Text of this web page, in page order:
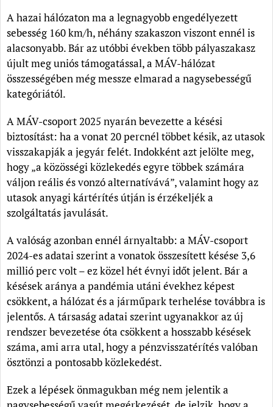
A hazai hálózaton ma a legnagyobb engedélyezett
sebesség 160 km/h, néhány szakaszon viszont ennél is
alacsonyabb. Bár az utóbbi években több pályaszakasz
újult meg uniós támogatással, a MÁV-hálózat
összességében még messze elmarad a nagysebességű
kategóriától.
A MÁV-csoport 2025 nyarán bevezette a késési
biztosítást: ha a vonat 20 percnél többet késik, az utasok
visszakapják a jegyár felét. Indokként azt jelölte meg,
hogy „a közösségi közlekedés egyre többek számára
váljon reális és vonzó alternatívává”, valamint hogy az
utasok anyagi kártérítés útján is érzékeljék a
szolgáltatás javulását.
A valóság azonban ennél árnyaltabb: a MÁV-csoport
2024-es adatai szerint a vonatok összesített késése 3,6
millió perc volt – ez közel hét évnyi időt jelent. Bár a
késések aránya a pandémia utáni évekhez képest
csökkent, a hálózat és a járműpark terhelése továbbra is
jelentős. A társaság adatai szerint ugyanakkor az új
rendszer bevezetése óta csökkent a hosszabb késések
száma, ami arra utal, hogy a pénzvisszatérítés valóban
ösztönzi a pontosabb közlekedést.
Ezek a lépések önmagukban még nem jelentik a